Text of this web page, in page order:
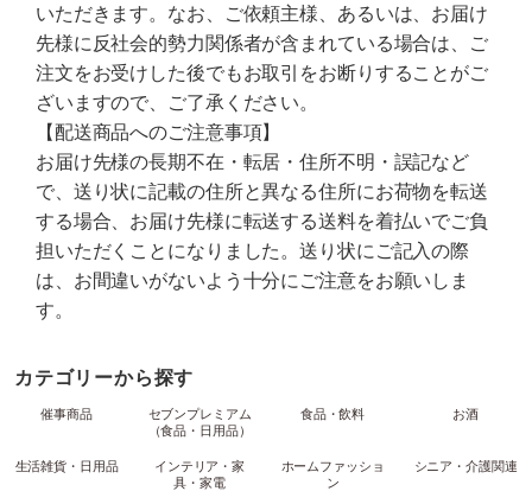
いただきます。なお、ご依頼主様、あるいは、お届け
先様に反社会的勢力関係者が含まれている場合は、ご
注文をお受けした後でもお取引をお断りすることがご
ざいますので、ご了承ください。
【配送商品へのご注意事項】
お届け先様の長期不在・転居・住所不明・誤記など
で、送り状に記載の住所と異なる住所にお荷物を転送
する場合、お届け先様に転送する送料を着払いでご負
担いただくことになりました。送り状にご記入の際
は、お間違いがないよう十分にご注意をお願いしま
す。
カテゴリーから探す
催事商品
セブンプレミアム
（食品・日用品）
食品・飲料 お酒
生活雑貨・日用品
インテリア・家
具・家電
ホームファッショ
ン
シニア・介護関連